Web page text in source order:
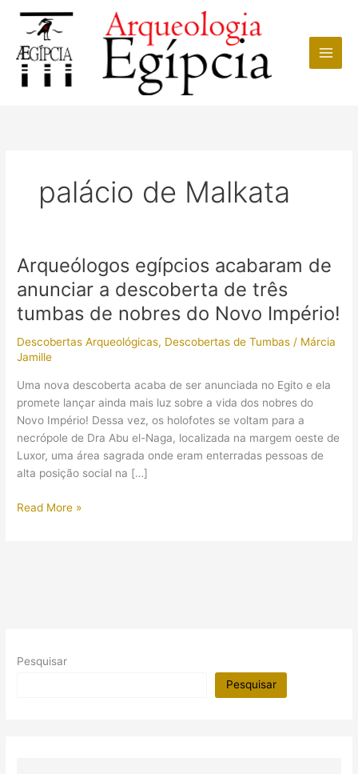
conteúdo
palácio de Malkata
Arqueólogos egípcios acabaram de
anunciar a descoberta de três
tumbas de nobres do Novo Império!
Descobertas Arqueológicas, Descobertas de Tumbas / Márcia
Jamille
Uma nova descoberta acaba de ser anunciada no Egito e ela
promete lançar ainda mais luz sobre a vida dos nobres do
Novo Império! Dessa vez, os holofotes se voltam para a
necrópole de Dra Abu el-Naga, localizada na margem oeste de
Luxor, uma área sagrada onde eram enterradas pessoas de
alta posição social na […]
Arqueólogos
tumbas
Read More »
Pesquisar
Pesquisar